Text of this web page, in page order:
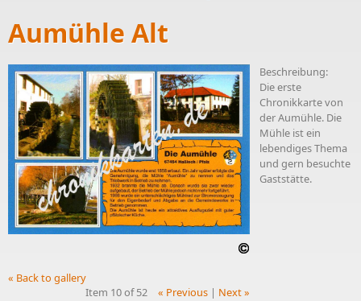
Aumühle Alt
« Back to gallery
Item 10 of 52
« Previous| Next »
Beschreibung:
Die erste
Chronikkarte von
der Aumühle. Die
Mühle ist ein
lebendiges Thema
und gern besuchte
Gaststätte.